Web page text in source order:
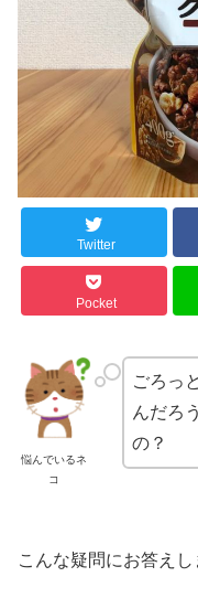
Twitter
Pocket
悩んでいるネ
コ
ごろっ
んだろ
の？
こんな疑問にお答えし